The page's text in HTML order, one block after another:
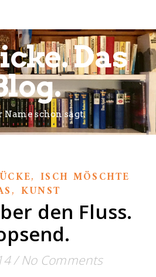
Das
schon sagt.
,ISCH MÖSCHTE
, KUNST
den Fluss.
/ No Comments